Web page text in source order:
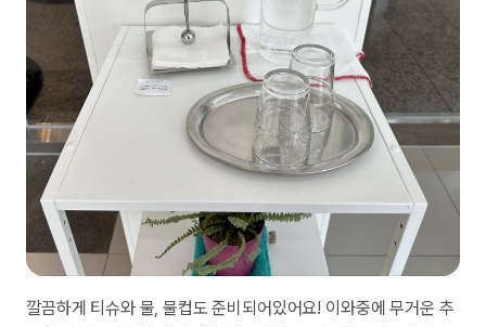
깔끔하게 티슈와 물, 물컵도 준비되어있어요! 이와중에 무거운 추